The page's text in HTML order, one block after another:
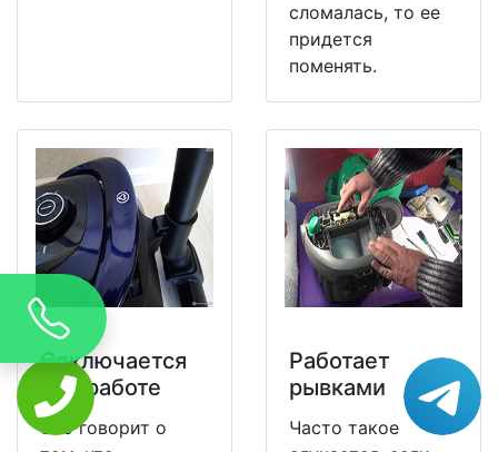
сломалась, то ее
придется
поменять.
Отключается
при работе
Это говорит о
Работает
рывками
Часто такое